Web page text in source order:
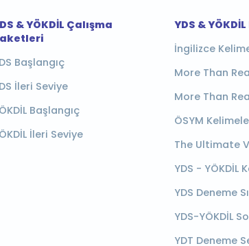
& YÖKDİL Çalışma
Başlangıç
İleri Seviye
Başlangıç
İleri Seviye
YDS &
İngilizce
More Than
More Than
ÖSYM
The Ultimate
YDS - YÖKDİL
YDS Deneme
YDS-YÖKDİL
YDT Deneme